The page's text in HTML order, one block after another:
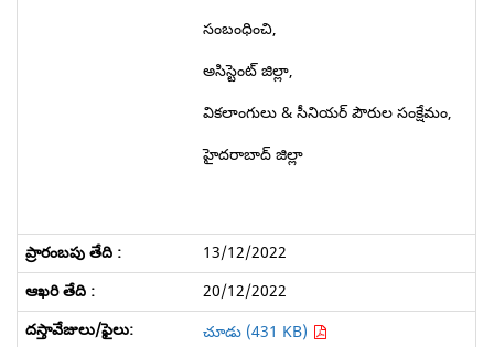
సంబంధించి,
అసిస్టెంట్ జిల్లా,
వికలాంగులు & సీనియర్ పౌరుల సంక్షేమం,
హైదరాబాద్ జిల్లా
13/12/2022
20/12/2022
చూడు (431 KB)